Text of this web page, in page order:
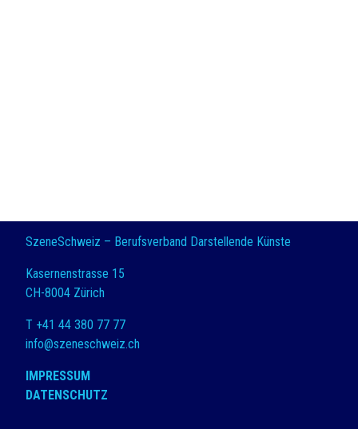
SzeneSchweiz – Berufsverband Darstellende Künste
Kasernenstrasse 15
CH-8004 Zürich
T +41 44 380 77 77
info@szeneschweiz.ch
IMPRESSUM
DATENSCHUTZ